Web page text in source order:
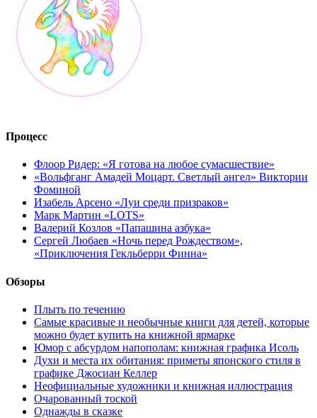
Процесс
Флоор Ридер: «Я готова на любое сумасшествие»
«Вольфганг Амадей Моцарт. Светлый ангел» Виктории
Фоминой
Изабель Арсено «Луи среди призраков»
Марк Мартин «LOTS»
Валерий Козлов «Папашина азбука»
Сергей Любаев «Ночь перед Рождеством»,
«Приключения Гекльберри Финна»
Обзоры
Плыть по течению
Самые красивые и необычные книги для детей, которые
можно будет купить на книжной ярмарке
Юмор с абсурдом напополам: книжная графика Исоль
Духи и места их обитания: приметы японского стиля в
графике Джосиан Келлер
Неофициальные художники и книжная иллюстрация
Очарованный тоской
Однажды в сказке